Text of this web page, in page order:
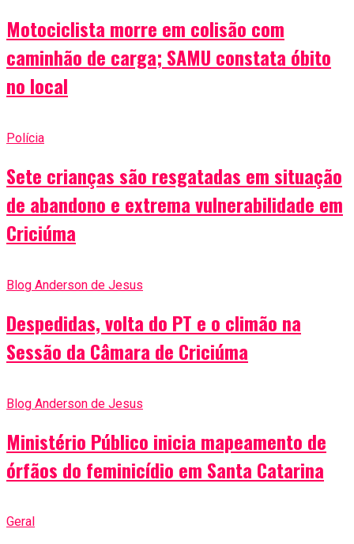
Motociclista morre em colisão com
caminhão de carga; SAMU constata óbito
no local
Polícia
Sete crianças são resgatadas em situação
de abandono e extrema vulnerabilidade em
Criciúma
Blog Anderson de Jesus
Despedidas, volta do PT e o climão na
Sessão da Câmara de Criciúma
Blog Anderson de Jesus
Ministério Público inicia mapeamento de
órfãos do feminicídio em Santa Catarina
Geral